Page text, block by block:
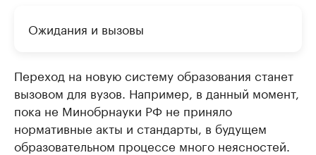
Ожидания и вызовы
Переход на новую систему образования станет
вызовом для вузов. Например, в данный момент,
пока не Минобрнауки РФ не приняло
нормативные акты и стандарты, в будущем
образовательном процессе много неясностей.